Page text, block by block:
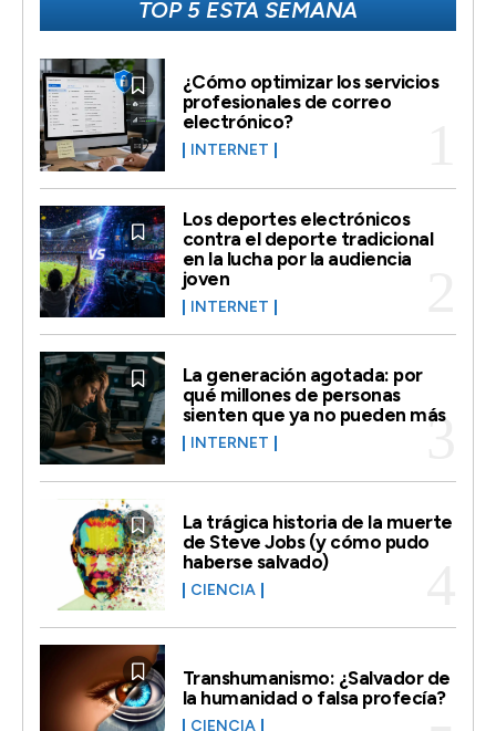
TOP 5 ESTA SEMANA
¿Cómo optimizar los servicios
profesionales de correo
electrónico?
INTERNET
Los deportes electrónicos
contra el deporte tradicional
en la lucha por la audiencia
joven
INTERNET
La generación agotada: por
qué millones de personas
sienten que ya no pueden más
INTERNET
La trágica historia de la muerte
de Steve Jobs (y cómo pudo
haberse salvado)
CIENCIA
Transhumanismo: ¿Salvador de
la humanidad o falsa profecía?
CIENCIA